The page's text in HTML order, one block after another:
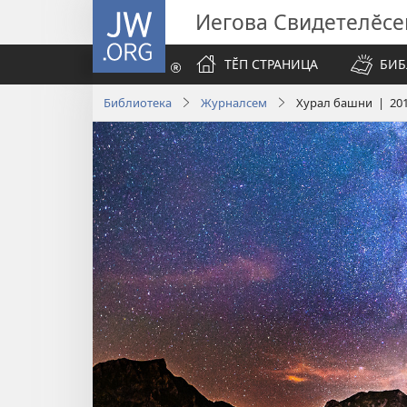
JW.ORG Иегова
ТӖП СТРАНИЦА
Библиотека Журналсем Хурал башни |